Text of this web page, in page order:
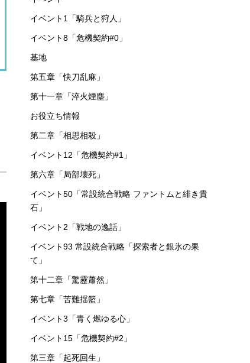
イベント1「騎兵と狩人」
イベント8「危機契約#0」
基地
第五章「快刀乱麻」
第十一章「淬火煙塵」
お役立ち情報
第二章「相思相殺」
イベント12「危機契約#1」
第六章「局部壊死」
イベント50「常設統合戦略 ファントムと緋き貴
石」
イベント2「戦地の逸話」
イベント93 常設統合戦略「探索者と銀氷の果
て」
第十二章「驚靂蕭然」
第七章「苦難揺籃」
イベント3「青く燃ゆる心」
イベント15「危機契約#2」
第三章「起死回生」